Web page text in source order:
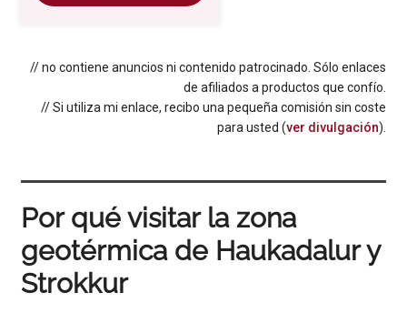
// no contiene anuncios ni contenido patrocinado. Sólo enlaces
de afiliados a productos que confío.
// Si utiliza mi enlace, recibo una pequeña comisión sin coste
para usted (ver divulgación).
Por qué visitar la zona
geotérmica de Haukadalur y
Strokkur